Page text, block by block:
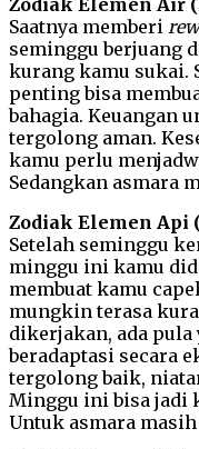
Saatnya memberi
seminggu berjuang
kurang kamu sukai.
penting bisa
bahagia. Keuangan
tergolong aman.
kamu perlu
Sedangkan asmara
Zodiak Elemen Api
Setelah seminggu
minggu ini kamu
membuat kamu
mungkin terasa
dikerjakan, ada pula
beradaptasi secara
tergolong baik,
Minggu ini bisa jadi
Untuk asmara